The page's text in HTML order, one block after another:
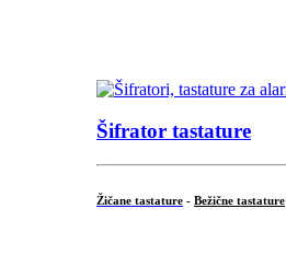
Šifrator tastature
Žičane tastature - Bežične tastature